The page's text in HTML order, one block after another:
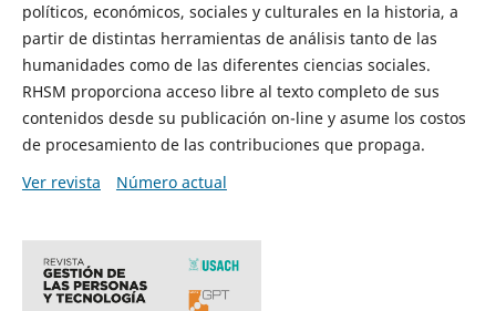
políticos, económicos, sociales y culturales en la historia, a
partir de distintas herramientas de análisis tanto de las
humanidades como de las diferentes ciencias sociales.
RHSM proporciona acceso libre al texto completo de sus
contenidos desde su publicación on-line y asume los costos
de procesamiento de las contribuciones que propaga.
Ver revista
Número actual